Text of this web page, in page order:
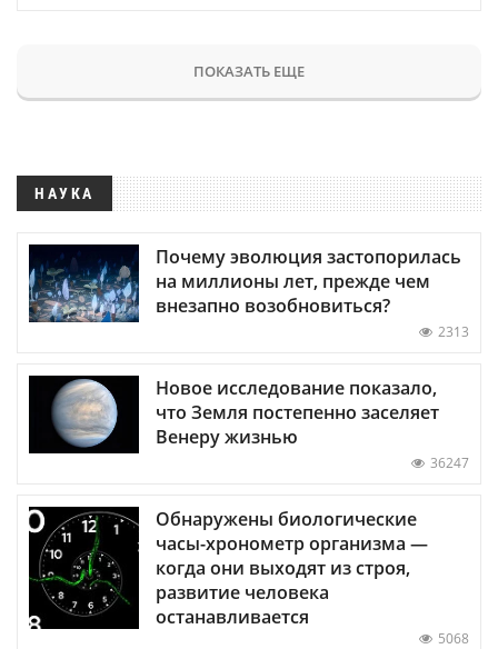
ПОКАЗАТЬ ЕЩЕ
НАУКА
Почему эволюция застопорилась
на миллионы лет, прежде чем
внезапно возобновиться?
2313
Новое исследование показало,
что Земля постепенно заселяет
Венеру жизнью
36247
Обнаружены биологические
часы-хронометр организма —
когда они выходят из строя,
развитие человека
останавливается
5068